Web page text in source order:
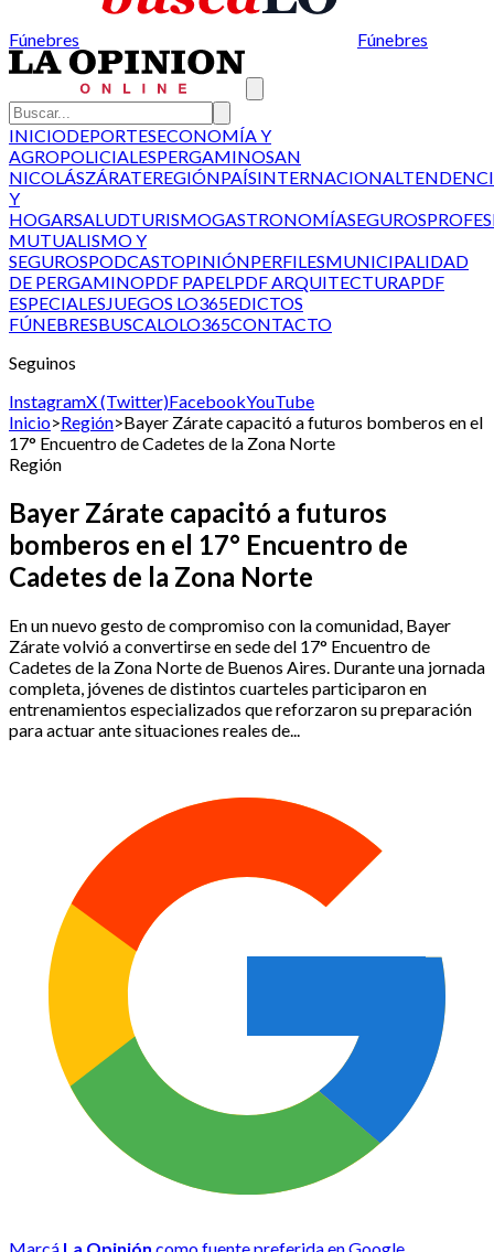
Fúnebres Fúnebres
INICIODEPORTESECONOMÍA Y
AGROPOLICIALESPERGAMINOSAN
NICOLÁSZÁRATEREGIÓNPAÍSINTERNACIONAL
Y
HOGARSALUDTURISMOGASTRONOMÍASEGUROS
MUTUALISMO Y
SEGUROSPODCASTOPINIÓNPERFILESMUNICIPALIDAD
DE PERGAMINOPDF PAPELPDF ARQUITECTURAPDF
ESPECIALESJUEGOS LO365EDICTOS
FÚNEBRESBUSCALOLO365CONTACTO
Seguinos
InstagramX (Twitter)FacebookYouTube
Inicio>Región>Bayer Zárate capacitó a futuros bomberos en el
17° Encuentro de Cadetes de la Zona Norte
Región
Bayer Zárate capacitó a futuros
bomberos en el 17° Encuentro de
Cadetes de la Zona Norte
En un nuevo gesto de compromiso con la comunidad, Bayer
Zárate volvió a convertirse en sede del 17° Encuentro de
Cadetes de la Zona Norte de Buenos Aires. Durante una jornada
completa, jóvenes de distintos cuarteles participaron en
entrenamientos especializados que reforzaron su preparación
para actuar ante situaciones reales de...